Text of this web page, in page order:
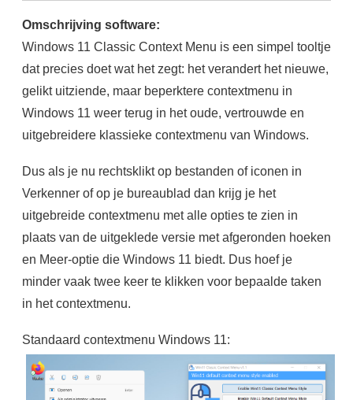
Omschrijving software:
Windows 11 Classic Context Menu is een simpel tooltje
dat precies doet wat het zegt: het verandert het nieuwe,
gelikt uitziende, maar beperktere contextmenu in
Windows 11 weer terug in het oude, vertrouwde en
uitgebreidere klassieke contextmenu van Windows.
Dus als je nu rechtsklikt op bestanden of iconen in
Verkenner of op je bureaublad dan krijg je het
uitgebreide contextmenu met alle opties te zien in
plaats van de uitgeklede versie met afgeronden hoeken
en Meer-optie die Windows 11 biedt. Dus hoef je
minder vaak twee keer te klikken voor bepaalde taken
in het contextmenu.
Standaard contextmenu Windows 11: